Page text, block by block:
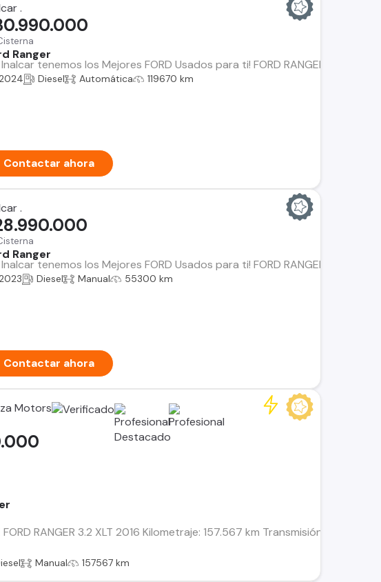
.
Ranger
Inalcar tenemos los Mejores FORD Usados para ti! FORD RANGER 2.0
Diesel Automática 119670 km
Contactar ahora
.
Ranger
Inalcar tenemos los Mejores FORD Usados para ti! FORD RANGER Año:
Diesel Manual 55300 km
Contactar ahora
Motors
FORD RANGER 3.2 XLT 2016 Kilometraje: 157.567 km Transmisión:
Manual 157567 km